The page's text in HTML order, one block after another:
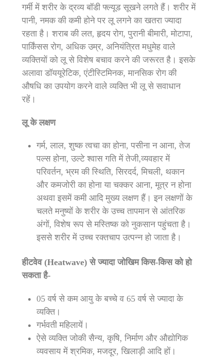
गर्मी में शरीर के द्रव्य बॉडी फ्ल्यूड सूखने लगते हैं। शरीर में
पानी, नमक की कमी होने पर लू लगने का खतरा ज्यादा
रहता है। शराब की लत, हृदय रोग, पुरानी बीमारी, मोटापा,
पार्किंसस रोग, अधिक उम्र, अनियंत्रित मधुमेह वाले
व्यक्तियों को लू से विशेष बचाव करने की जरूरत है। इसके
अलावा डॉययूरेटिक, एंटीस्टिमिनक, मानसिक रोग की
औषधि का उपयोग करने वाले व्यक्ति भी लू से सवाधान
रहें।
लू के लक्षण
गर्म, लाल, शुष्क त्वचा का होना, पसीना न आना, तेज
पल्स होना, उल्टे श्वास गति में तेजी,व्यवहार में
परिवर्तन, भ्रम की स्थिति, सिरदर्द, मिचली, थकान
और कमजोरी का होना या चक्कर आना, मूत्र न होना
अथवा इसमें कमी आदि मुख्य लक्षण हैं। इन लक्षणों के
चलते मनुष्यों के शरीर के उच्च तापमान से आंतरिक
अंगों, विशेष रूप से मस्तिष्क को नुकसान पहुंचता है।
इससे शरीर में उच्च रक्तचाप उत्पन्न हो जाता है।
हीटवेव (Heatwave) से ज्यादा जोखिम किस-किस को हो
सकता है-
05 वर्ष से कम आयु के बच्चे व 65 वर्ष से ज्यादा के
व्यक्ति।
गर्भवती महिलायें।
ऐसे व्यक्ति जोकी सैन्य, कृषि, निर्माण और औद्योगिक
व्यवसाय में श्रमिक, मजदूर, खिलाड़ी आदि हों।